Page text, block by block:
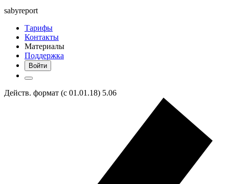
sabyreport
Тарифы
Контакты
Материалы
Поддержка
Войти
Действ. формат (с 01.01.18) 5.06